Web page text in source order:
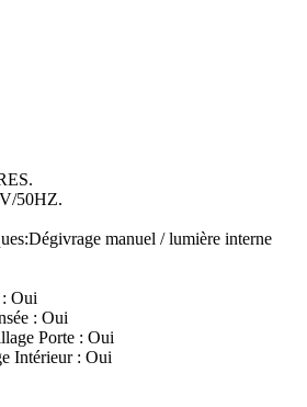
50HZ.
manuel / lumière interne
Oui
: Oui
Porte : Oui
Intérieur : Oui